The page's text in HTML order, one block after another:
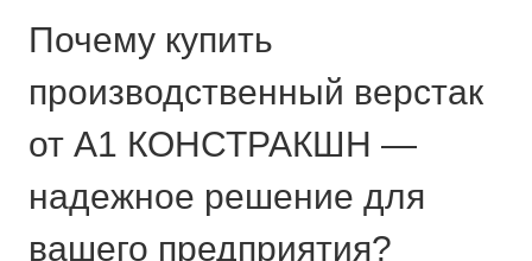
Почему купить
производственный верстак
от А1 КОНСТРАКШН —
надежное решение для
вашего предприятия?